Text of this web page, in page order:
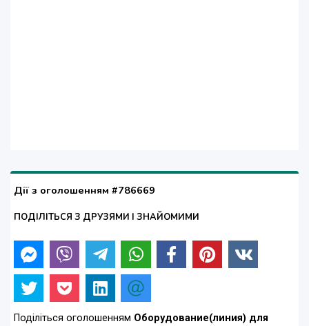
Дії з оголошенням #786669
ПОДІЛІТЬСЯ З ДРУЗЯМИ І ЗНАЙОМИМИ
Поділіться оголошенням Оборудование(линия) для